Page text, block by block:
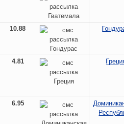
10.88
4.81
6.95